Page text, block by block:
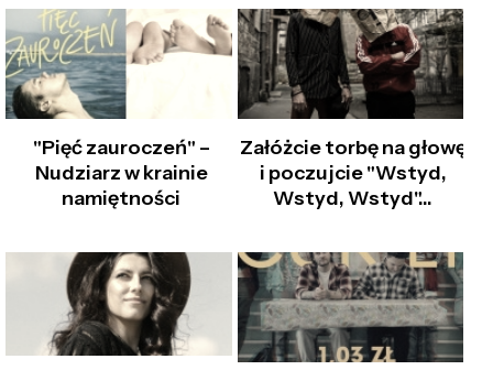
"Pięć zauroczeń" –
Nudziarz w krainie
namiętności
Załóżcie torbę na głowę
i poczujcie "Wstyd,
Wstyd, Wstyd"…